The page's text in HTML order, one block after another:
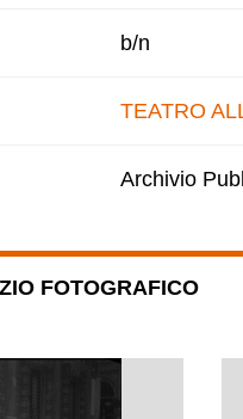
b/n
TEATRO
Archivio
FOTOGRAFICO